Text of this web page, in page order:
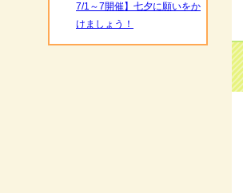
7/1～7開催】七夕に願いをか
けましょう！